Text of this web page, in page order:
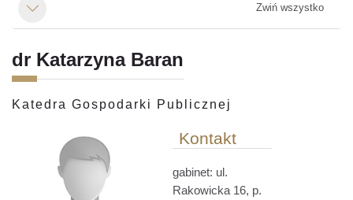
Minimalizuj Zwiń wszystko
dr Katarzyna Baran
Katedra Gospodarki Publicznej
Kontakt
gabinet: ul.
Rakowicka 16, p.